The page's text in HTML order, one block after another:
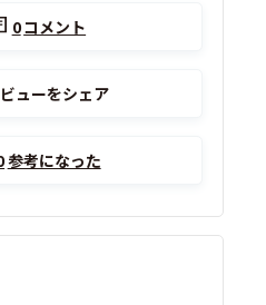
0コメント
ューをシェア
参考になった